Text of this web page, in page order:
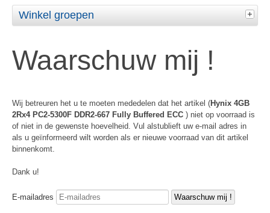
Winkel groepen
Waarschuw mij !
Wij betreuren het u te moeten mededelen dat het artikel (Hynix 4GB
2Rx4 PC2-5300F DDR2-667 Fully Buffered ECC ) niet op voorraad is
of niet in de gewenste hoevelheid. Vul alstublieft uw e-mail adres in
als u geïnformeerd wilt worden als er nieuwe voorraad van dit artikel
binnenkomt.
Dank u!
E-mailadres